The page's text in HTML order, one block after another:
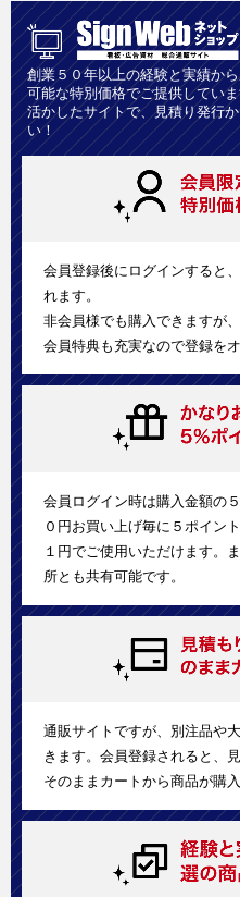
創業５０年以上の経験と実績か
可能な特別価格でご提供してい
活かしたサイトで、見積り発行
い！
会員登録後にログインすると
れます。
非会員様でも購入できますが
会員特典も充実なので登録を
会員ログイン時は購入金額の
０円お買い上げ毎に５ポイン
１円でご使用いただけます。
所とも共有可能です。
通販サイトですが、別注品や
きます。会員登録されると、
そのままカートから商品が購